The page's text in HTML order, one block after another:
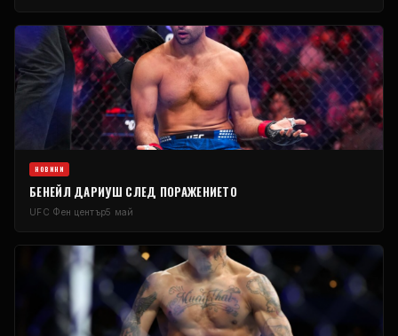
НОВИНИ
БЕНЕЙЛ ДАРИУШ СЛЕД ПОРАЖЕНИЕТО
UFC Фен център5 май